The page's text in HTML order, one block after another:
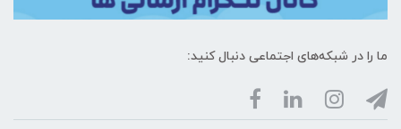
ما را در شبکه‌های اجتماعی دنبال کنید: